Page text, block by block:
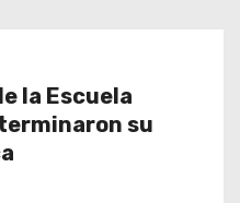
la Escuela
su